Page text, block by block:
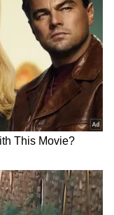
E20
తప్పుడు
ఉపయోగించే
తయారవుతుందని
ద్వారా
పూర్తిగా